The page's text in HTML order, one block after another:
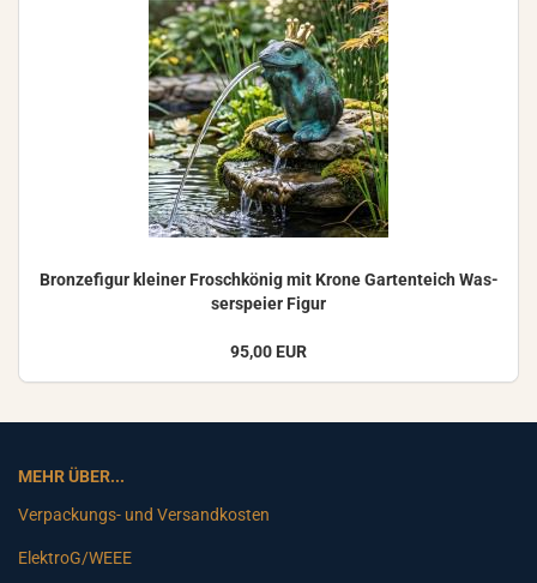
Bron­ze­fi­gur klei­ner Frosch­kö­nig mit Krone Gar­ten­teich Was­
ser­spei­er Figur
95,00 EUR
MEHR ÜBER...
Verpackungs- und Versandkosten
ElektroG/WEEE